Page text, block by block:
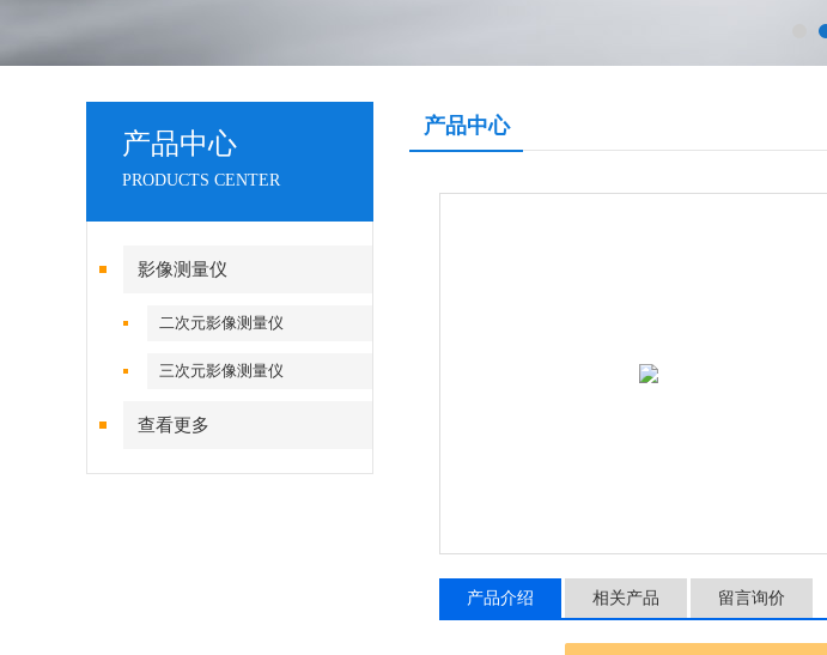
产品中心
PRODUCTS CENTER
影像测量仪
二次元影像测量仪
三次元影像测量仪
查看更多
产品中心
产品介绍 相关产品 留言询价